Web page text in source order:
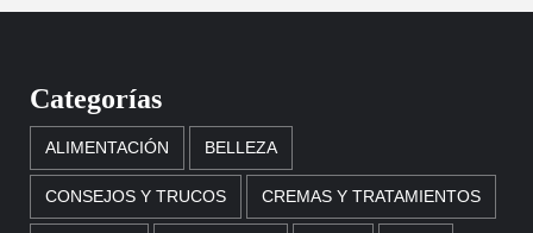
Categorías
ALIMENTACIÓN BELLEZA
CONSEJOS Y TRUCOS CREMAS Y TRATAMIENTOS